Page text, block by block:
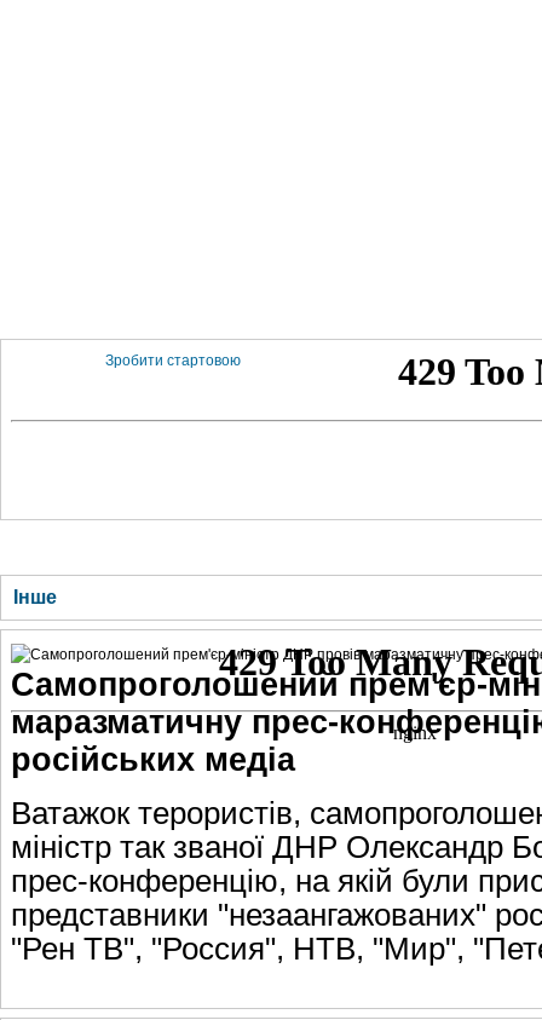
Зробити стартовою
Інше
Самопроголошений прем'єр-
маразматичну прес-
російських медіа
Ватажок терористів,
міністр так званої ДНР Олександр
прес-конференцію, на якій були
представники "незаангажованих"
"Рен ТВ", "Россия", НТВ, "Мир",